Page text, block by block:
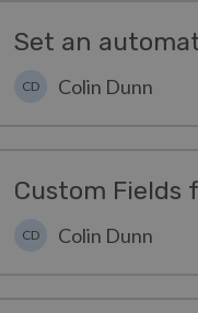
Set an
CD Colin Dunn
Custom Fields
CD Colin Dunn